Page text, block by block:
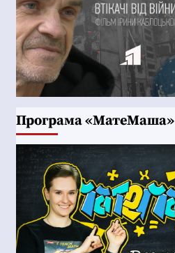
Програма «МатеМаша»